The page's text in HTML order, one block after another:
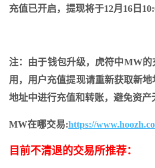
充值已开启，提现将于12月16日
注：由于钱包升级，虎符中MW
用，用户充值提现请重新获取新
地址中进行充值和转账，避免资产
MW在哪交易:https://
目前不清退的交易所推荐：